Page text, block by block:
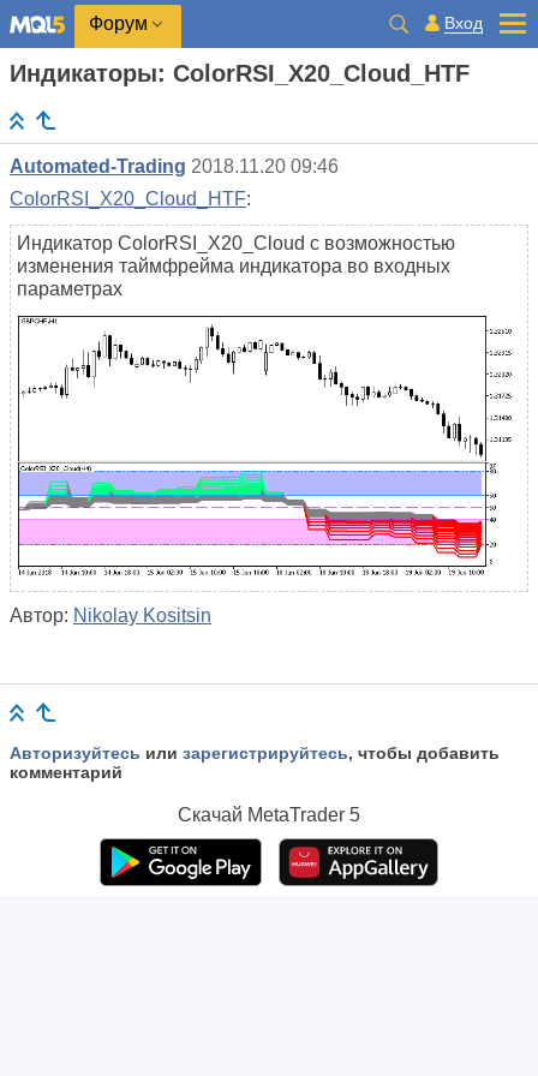
Форум Вход
Индикаторы: ColorRSI_X20_Cloud_HTF
Automated-Trading 2018.11.20 09:46
ColorRSI_X20_Cloud_HTF:
Индикатор ColorRSI_X20_Cloud с возможностью
изменения таймфрейма индикатора во входных
параметрах
Автор: Nikolay Kositsin
Авторизуйтесь или зарегистрируйтесь, чтобы добавить
комментарий
Скачай MetaTrader 5